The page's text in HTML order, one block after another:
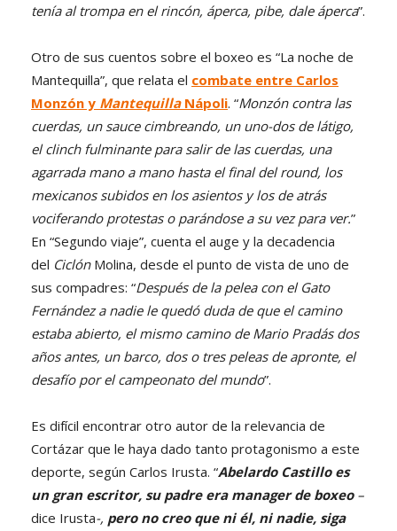
tenía al trompa en el rincón, áperca, pibe, dale áperca”.
Otro de sus cuentos sobre el boxeo es “La noche de
Mantequilla”, que relata el combate entre Carlos
Monzón y Mantequilla Nápoli. “Monzón contra las
cuerdas, un sauce cimbreando, un uno-dos de látigo,
el clinch fulminante para salir de las cuerdas, una
agarrada mano a mano hasta el final del round, los
mexicanos subidos en los asientos y los de atrás
vociferando protestas o parándose a su vez para ver.”
En “Segundo viaje”, cuenta el auge y la decadencia
del Ciclón Molina, desde el punto de vista de uno de
sus compadres: “Después de la pelea con el Gato
Fernández a nadie le quedó duda de que el camino
estaba abierto, el mismo camino de Mario Pradás dos
años antes, un barco, dos o tres peleas de apronte, el
desafío por el campeonato del mundo”.
Es difícil encontrar otro autor de la relevancia de
Cortázar que le haya dado tanto protagonismo a este
deporte, según Carlos Irusta. “Abelardo Castillo es
un gran escritor, su padre era manager de boxeo–
dice Irusta-, pero no creo que ni él, ni nadie, siga